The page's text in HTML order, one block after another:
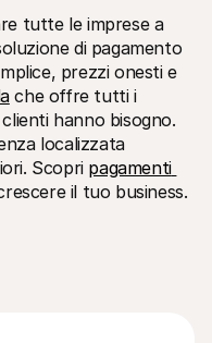
tutte le imprese a
di pagamento
prezzi onesti e
che offre tutti i
hanno bisogno.
localizzata
Scopri pagamenti
il tuo business.